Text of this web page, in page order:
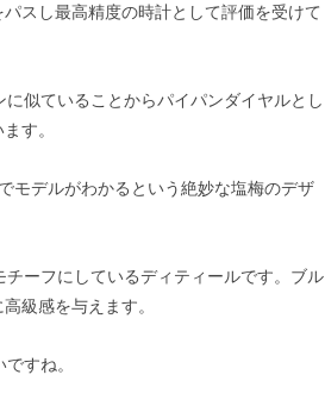
スし最高精度の時計として評価を受けて
似ていることからパイパンダイヤルとし
す。
モデルがわかるという絶妙な塩梅のデザ
ーフにしているディティールです。ブル
級感を与えます。
すね。